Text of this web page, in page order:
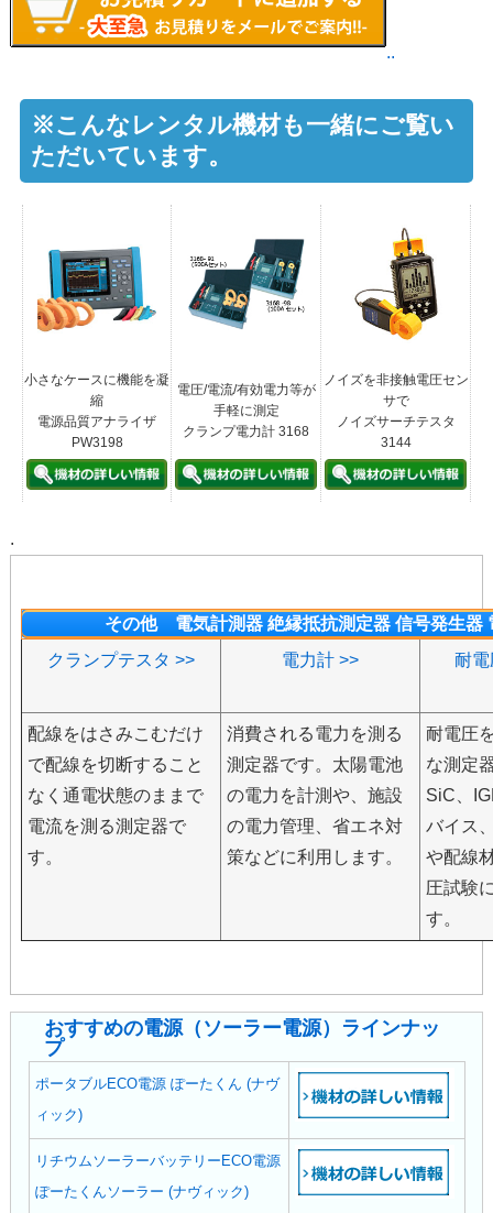
..
※こんなレンタル機材も一緒にご覧い
ただいています。
小さなケースに機能を凝
縮
電源品質アナライザ
PW3198
電圧/電流/有効電力等が
手軽に測定
クランプ電力計 3168
ノイズを非接触電圧セン
サで
ノイズサーチテスタ
3144
.
その他 電気計測器 絶縁抵抗測定器 信号発生器
クランプテスタ >>
電力計 >> 耐電
配線をはさみこむだけ
で配線を切断すること
なく通電状態のままで
電流を測る測定器で
す。
消費される電力を測る
測定器です。太陽電池
の電力を計測や、施設
の電力管理、省エネ対
策などに利用します。
耐電圧
な測定
SiC、
バイス
や配線
圧試験
す。
おすすめの電源（ソーラー電源）ラインナッ
プ
ポータブルECO電源 ぽーたくん (ナヴ
ィック)
リチウムソーラーバッテリーECO電源
ぽーたくんソーラー (ナヴィック)